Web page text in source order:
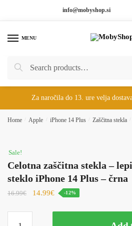
info@mobyshop.si
MENU
Search
Search
Za naročila do 13. ure velja
Home Apple iPhone 14 Plus Zaščitna stekla
Sale!
Celotna zaščitna stekla –
steklo iPhone 14 Plus – črna
16.99€ 14.99€ -12%